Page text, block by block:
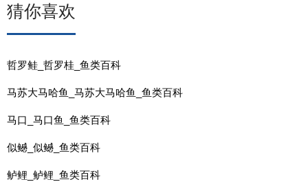
猜你喜欢
哲罗鲑_哲罗桂_鱼类百科
马苏大马哈鱼_马苏大马哈鱼_鱼类百科
马口_马口鱼_鱼类百科
似鳡_似鳡_鱼类百科
鲈鲤_鲈鲤_鱼类百科